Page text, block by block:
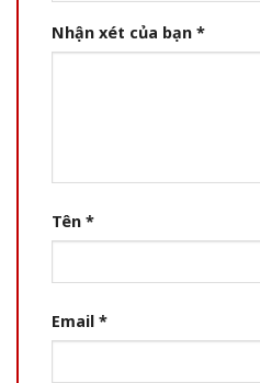
Nhận xét của bạn *
Tên *
Email *